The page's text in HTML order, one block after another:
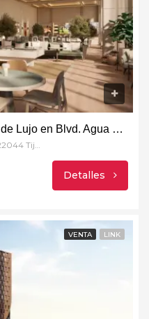
The Landmark Two – Depas de Lujo en Blvd. Agua Caliente
Blvd. Agua Caliente 10223, Calete, 22044 Tijuana, B.C
Detalles
VENTA LINK